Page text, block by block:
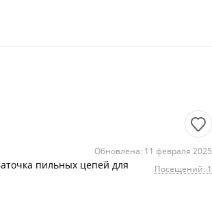
Обновлена: 11 февраля 2025
Посещений: 1
пильных цепей для